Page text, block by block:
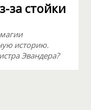
за стойки
историю.
Эвандера?